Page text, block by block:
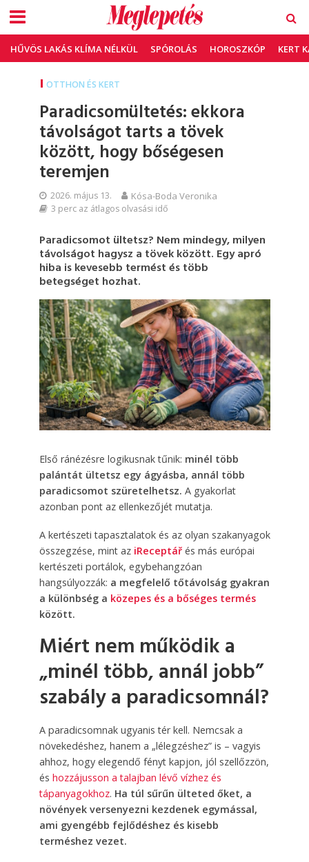
HŰVÖS LAKÁS KLÍMA NÉLKÜL SPÓROLÁS HOROSZKÓP KERT
OTTHON ÉS KERT
Paradicsomültetés: ekkora
távolságot tarts a tövek
között, hogy bőségesen
teremjen
2026. május 13. Kósa-Boda Veronika
3 perc az átlagos olvasási idő
Paradicsomot ültetsz? Nem mindegy, milyen
távolságot hagysz a tövek között. Egy apró
hiba is kevesebb termést és több
betegséget hozhat.
Első ránézésre logikusnak tűnik: minél több
palántát ültetsz egy ágyásba, annál több
paradicsomot szüretelhetsz. A gyakorlat
azonban pont az ellenkezőjét mutatja.
A kertészeti tapasztalatok és az olyan szakanyagok
összegzése, mint az iReceptářés más európai
kertészeti portálok, egybehangzóan
hangsúlyozzák: a megfelelő tőtávolság gyakran
a különbség a közepes és a bőséges termés
között.
Miért nem működik a
„minél több, annál jobb”
szabály a paradicsomnál?
A paradicsomnak ugyanis tér kell. Nemcsak a
növekedéshez, hanem a „lélegzéshez” is – vagyis
ahhoz, hogy elegendő fényt kapjon, jól szellőzzön,
és hozzájusson a talajban lévő vízhez és
tápanyagokhoz. Ha túl sűrűn ülteted őket, a
növények versenyezni kezdenek egymással,
ami gyengébb fejlődéshez és kisebb
terméshez vezet.